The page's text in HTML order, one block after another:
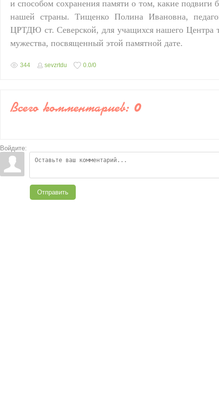
и способом сохранения памяти о том, какие подвиги
нашей страны. Тищенко Полина Ивановна,
ЦРТДЮ ст. Северской, для учащихся нашего Центра
мужества, посвященный этой памятной дате.
344 sevzrtdu 0.0/0
Всего комментариев: 0
Войдите:
Отправить